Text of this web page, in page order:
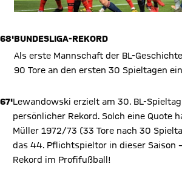
68'BUNDESLIGA-REKORD
Als erste Mannschaft der BL-
90 Tore an den ersten 30 Spieltagen
67'Lewandowski erzielt am 30. BL-
persönlicher Rekord. Solch eine Quote
Müller 1972/73 (33 Tore nach 30
das 44. Pflichtspieltor in dieser Saison
Rekord im Profifußball!